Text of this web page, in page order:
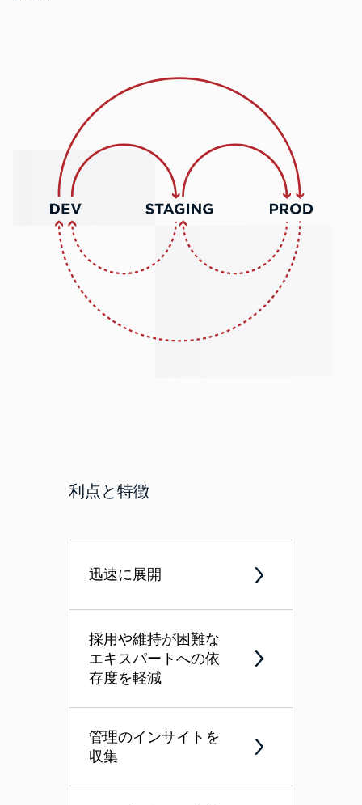
利点と特徴
迅速に展開
採用や維持が困難な
エキスパートへの依
存度を軽減
管理のインサイトを
収集